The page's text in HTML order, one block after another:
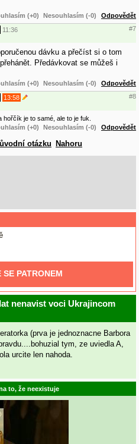
(+0) Nesouhlasím (-0) Odpovědět
11:36 #7
dávku a přečíst si o tom
Předávkovat se můžeš i
(+0) Nesouhlasím (-0) Odpovědět
13:58 #8
je to samé, ale to je fuk.
(+0)
Nesouhlasím (-0) Odpovědět
otázku Nahoru
SE PATRONEM
nenavist voci Ukrajincom
(prva je jednoznacne Barbora
tym, ze uviedla A,
urcite len nahoda.
to, že neexistuje